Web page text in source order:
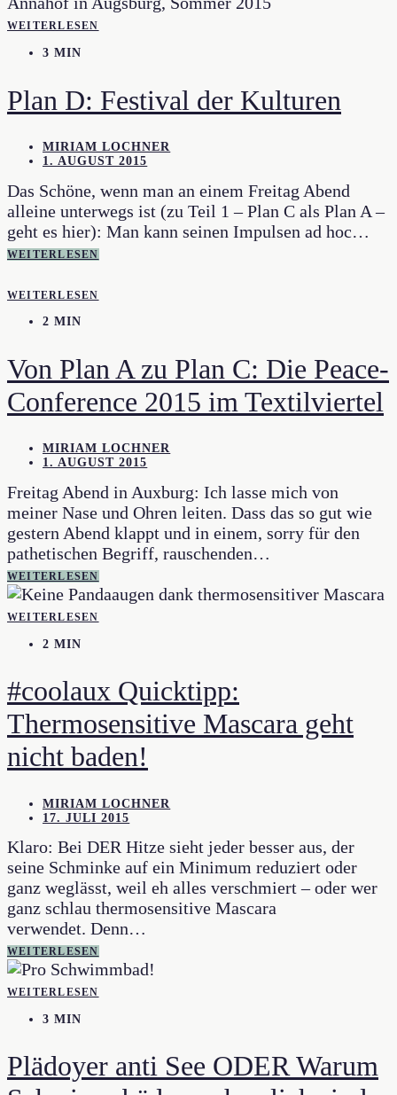
WEITERLESEN
3 MIN
Plan D: Festival der Kulturen
MIRIAM LOCHNER
1. AUGUST 2015
Das Schöne, wenn man an einem Freitag Abend
alleine unterwegs ist (zu Teil 1 – Plan C als Plan A –
geht es hier): Man kann seinen Impulsen ad hoc…
WEITERLESEN
WEITERLESEN
2 MIN
Von Plan A zu Plan C: Die Peace-
Conference 2015 im Textilviertel
MIRIAM LOCHNER
1. AUGUST 2015
Freitag Abend in Auxburg: Ich lasse mich von
meiner Nase und Ohren leiten. Dass das so gut wie
gestern Abend klappt und in einem, sorry für den
pathetischen Begriff, rauschenden…
WEITERLESEN
WEITERLESEN
2 MIN
#coolaux Quicktipp:
Thermosensitive Mascara geht
nicht baden!
MIRIAM LOCHNER
17. JULI 2015
Klaro: Bei DER Hitze sieht jeder besser aus, der
seine Schminke auf ein Minimum reduziert oder
ganz weglässt, weil eh alles verschmiert – oder wer
ganz schlau thermosensitive Mascara
verwendet. Denn…
WEITERLESEN
WEITERLESEN
3 MIN
Plädoyer anti See ODER Warum